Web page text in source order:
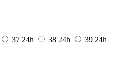
37 24h 38 24h 39 24h